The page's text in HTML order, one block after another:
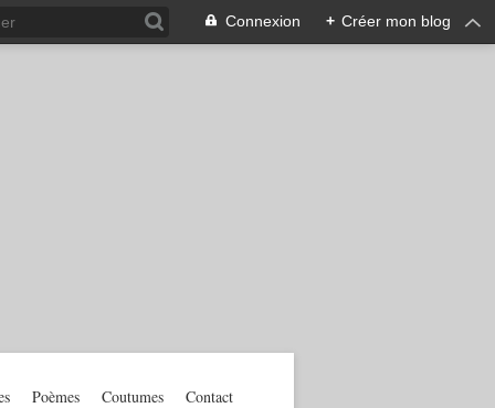
Connexion + Créer mon blog
Poèmes Coutumes Contact